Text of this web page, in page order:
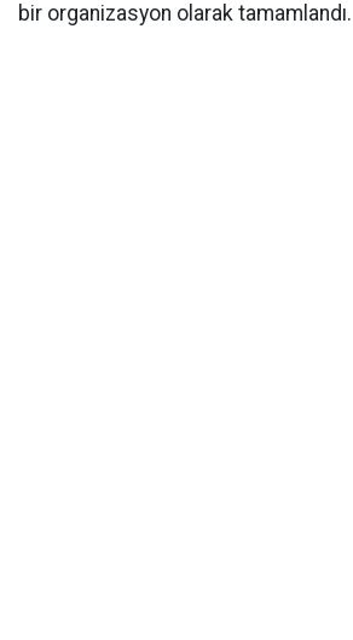
bir organizasyon olarak tamamlandı.